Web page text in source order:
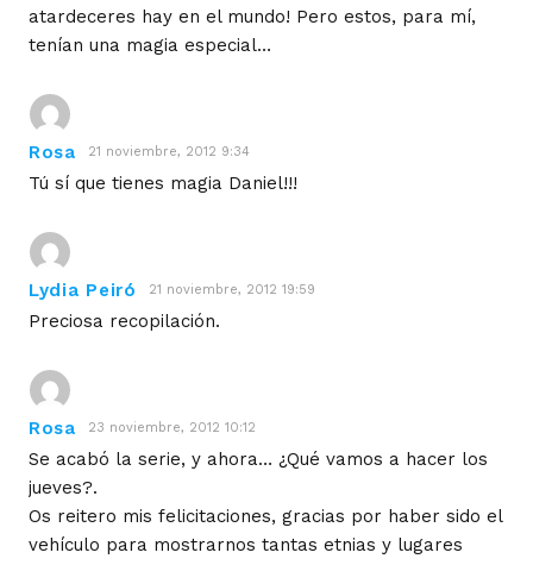
atardeceres hay en el mundo! Pero estos, para mí,
tenían una magia especial…
Rosa 21 noviembre, 2012 9:34
Tú sí que tienes magia Daniel!!!
Lydia Peiró 21 noviembre, 2012 19:59
Preciosa recopilación.
Rosa 23 noviembre, 2012 10:12
Se acabó la serie, y ahora… ¿Qué vamos a hacer los
jueves?.
Os reitero mis felicitaciones, gracias por haber sido el
vehículo para mostrarnos tantas etnias y lugares